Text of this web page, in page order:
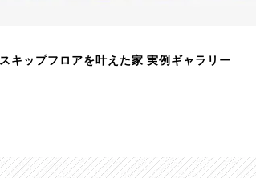
スキップフロアを叶えた家 実例ギャラリー